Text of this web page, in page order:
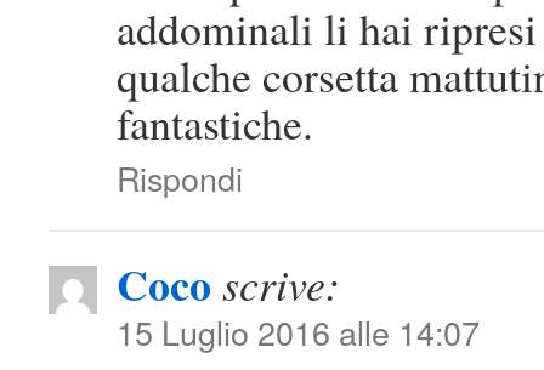
addominali li hai
qualche corsetta
fantastiche.
Rispondi
Coco scrive:
15 Luglio 2016 alle 14:07